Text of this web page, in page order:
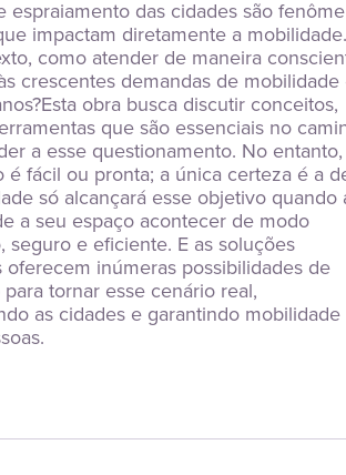
espraiamento das cidades são
impactam diretamente a mobilidade.
como atender de maneira
crescentes demandas de mobilidade
obra busca discutir conceitos,
que são essenciais no
a esse questionamento. No
é fácil ou pronta; a única certeza é a
só alcançará esse objetivo quando
a seu espaço acontecer de modo
seguro e eficiente. E as soluções
oferecem inúmeras possibilidades de
tornar esse cenário real,
as cidades e garantindo mobilidade